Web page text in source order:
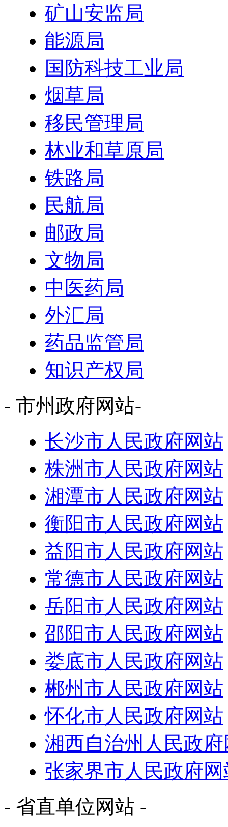
矿山安监局
能源局
国防科技工业局
烟草局
移民管理局
林业和草原局
铁路局
民航局
邮政局
文物局
中医药局
外汇局
药品监管局
知识产权局
- 市州政府网站-
长沙市人民政府网站
株洲市人民政府网站
湘潭市人民政府网站
衡阳市人民政府网站
益阳市人民政府网站
常德市人民政府网站
岳阳市人民政府网站
邵阳市人民政府网站
娄底市人民政府网站
郴州市人民政府网站
怀化市人民政府网站
湘西自治州人民政
张家界市人民政府网
- 省直单位网站 -